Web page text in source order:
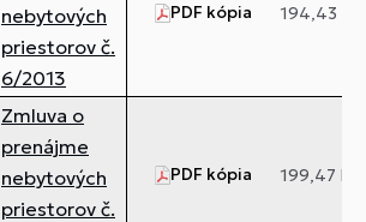
nebytových
priestorov č.
6/2013
PDF kópia 194,43 kB
Zmluva o
prenájme
nebytových
priestorov č.
PDF kópia 199,47 kB